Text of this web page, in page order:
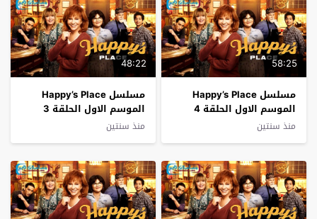
58:25
مسلسل Happy’s Place
الموسم الاول الحلقة 4
فاصل اعلاني
منذ سنتين
48:22
مسلسل Happy’s Place
الموسم الاول الحلقة 3
فاصل اعلاني
منذ سنتين